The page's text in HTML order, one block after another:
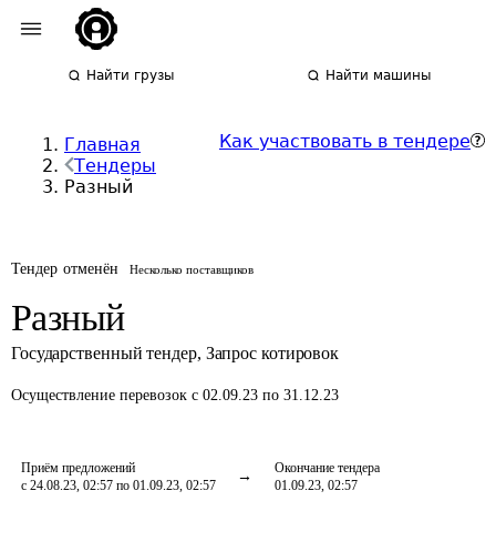
Найти грузы Найти машины
Главная
Тендеры
Разный
Как участвовать в тендере
Тендер отменён Несколько поставщиков
Разный
Государственный тендер, Запрос котировок
Осуществление перевозок с 02.09.23 по 31.12.23
Приём предложений
с 24.08.23, 02:57 по 01.09.23, 02:57
Окончание тендера
01.09.23, 02:57